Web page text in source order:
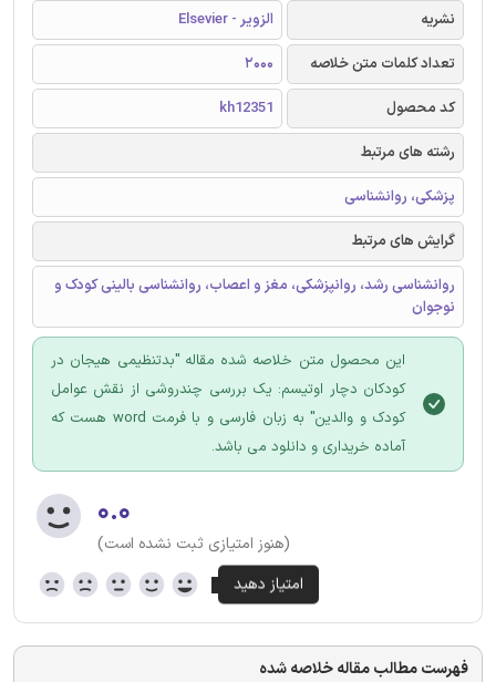
نشریه
الزویر - Elsevier
تعداد کلمات متن خلاصه
2000
کد محصول
kh12351
رشته های مرتبط
پزشکی، روانشناسی
گرایش های مرتبط
روانشناسی رشد، روانپزشکی، مغز و اعصاب، روانشناسی بالینی کودک و
نوجوان
این محصول متن خلاصه شده مقاله "بدتنظیمی هیجان در
کودکان دچار اوتیسم: یک بررسی چندروشی از نقش عوامل
کودک و والدین" به زبان فارسی و با فرمت word هست که
آماده خریداری و دانلود می باشد.
۰.۰
(هنوز امتیازی ثبت نشده است)
فهرست مطالب مقاله خلاصه شده